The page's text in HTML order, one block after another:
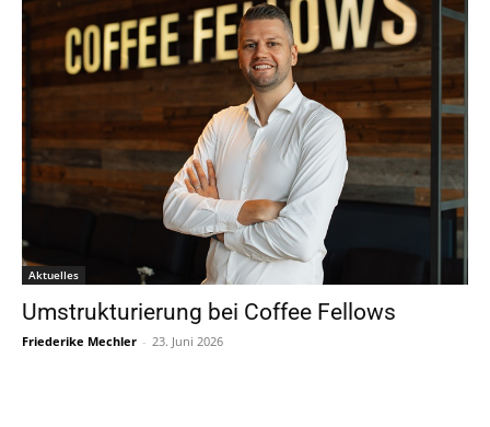
Aktuelles
Umstrukturierung bei Coffee Fellows
Friederike Mechler - 23. Juni 2026